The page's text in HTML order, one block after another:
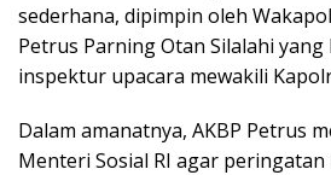
sederhana, dipimpin oleh
Petrus Parning Otan Silalahi
inspektur upacara mewakili
Dalam amanatnya, AKBP Petrus
Menteri Sosial RI agar